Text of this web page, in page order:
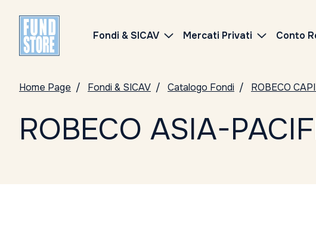
Fondi & SICAV Mercati Privati Conto
Home Page Fondi & SICAV Catalogo Fondi ROBECO
ROBECO ASIA-